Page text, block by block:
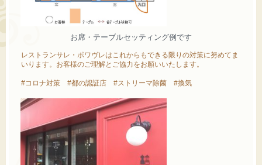
お席・テーブルセッティング例です
レストランサレ・ポワヴレはこれからもできる限りの対策に努めてま
いります。お客様のご理解とご協力をお願いいたします。
#コロナ対策 #都の認証店 #ストリーマ除菌 #換気